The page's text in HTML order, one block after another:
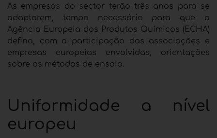
As empresas do sector terão três anos para se
adaptarem, tempo necessário para que a
Agência Europeia dos Produtos Químicos (ECHA)
defina, com a participação das associações e
empresas europeias envolvidas, orientações
sobre os métodos de ensaio.
Uniformidade a nível
europeu